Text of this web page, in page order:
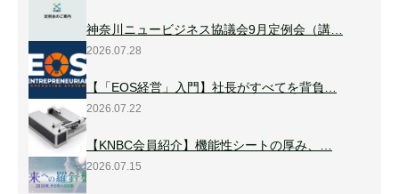
神奈川ニュービジネス協議会9月定例会（講…
2026.07.28
【「EOS経営」入門】社長がすべてを背負…
2026.07.22
【KNBC会員紹介】機能性シートの厚み、…
2026.07.15